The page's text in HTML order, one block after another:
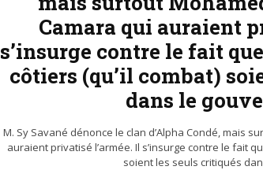
Camara qui auraient
s’insurge contre le fait
côtiers (qu’il combat)
dans le
M. Sy Savané dénonce le clan d’Alpha Condé, mais
auraient privatisé l’armée. Il s’insurge contre le fait
soient les seuls critiqués